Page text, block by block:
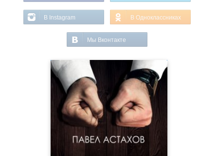
В Instagram В Одноклассниках
Мы Вконтакте